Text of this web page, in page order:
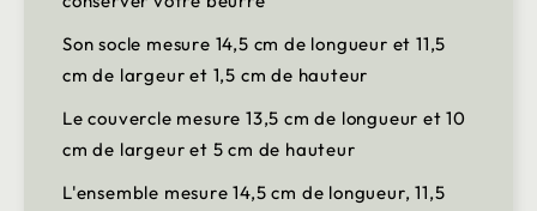
Son socle mesure 14,5 cm de longueur et 11,5
cm de largeur et 1,5 cm de hauteur
Le couvercle mesure 13,5 cm de longueur et 10
cm de largeur et 5 cm de hauteur
L'ensemble mesure 14,5 cm de longueur, 11,5